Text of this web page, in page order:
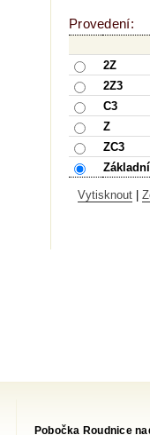
Provedení:
2Z
2Z3
C3
Z
ZC3
Vytisknout
Pobočka Roudnice